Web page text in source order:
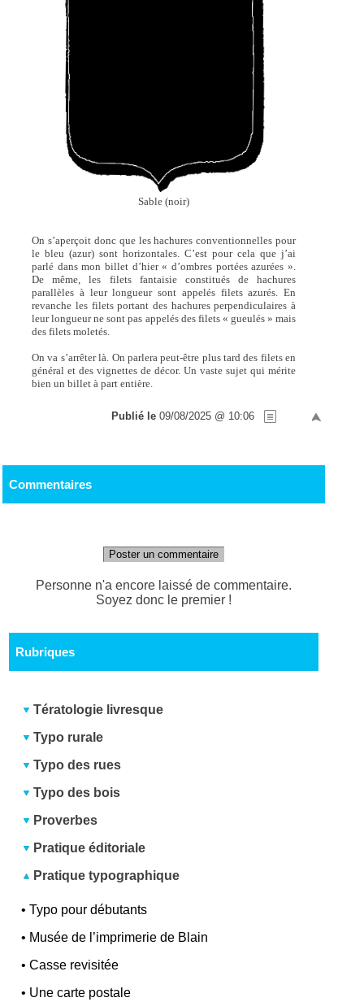
Sable (noir)
On s’aperçoit donc que les hachures conventionnelles pour
le bleu (azur) sont horizontales. C’est pour cela que j’ai
parlé dans mon billet d’hier « d’ombres portées azurées ».
De même, les filets fantaisie constitués de hachures
parallèles à leur longueur sont appelés filets azurés. En
revanche les filets portant des hachures perpendiculaires à
leur longueur ne sont pas appelés des filets « gueulés » mais
des filets moletés.
On va s’arrêter là. On parlera peut-être plus tard des filets en
général et des vignettes de décor. Un vaste sujet qui mérite
bien un billet à part entière.
Publié le 09/08/2025 @ 10:06
Commentaires
Poster un commentaire
Personne n'a encore laissé de commentaire.
Soyez donc le premier !
Rubriques
Tératologie livresque
Typo rurale
Typo des rues
Typo des bois
Proverbes
Pratique éditoriale
Pratique typographique
•Typo pour débutants
• Musée de l’imprimerie de Blain
•Casse revisitée
• Une carte postale